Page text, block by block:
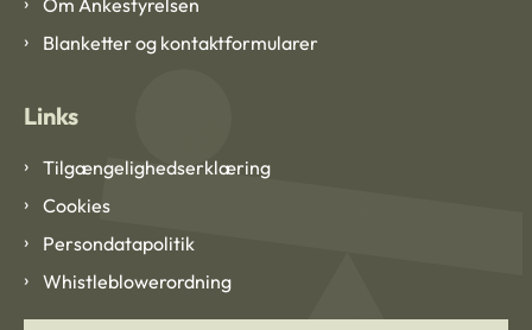
Blanketter og kontaktformularer
Links
Tilgængelighedserklæring
Cookies
Persondatapolitik
Whistleblowerordning